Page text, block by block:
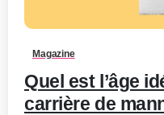
Magazine
Quel est l’âge
carrière de